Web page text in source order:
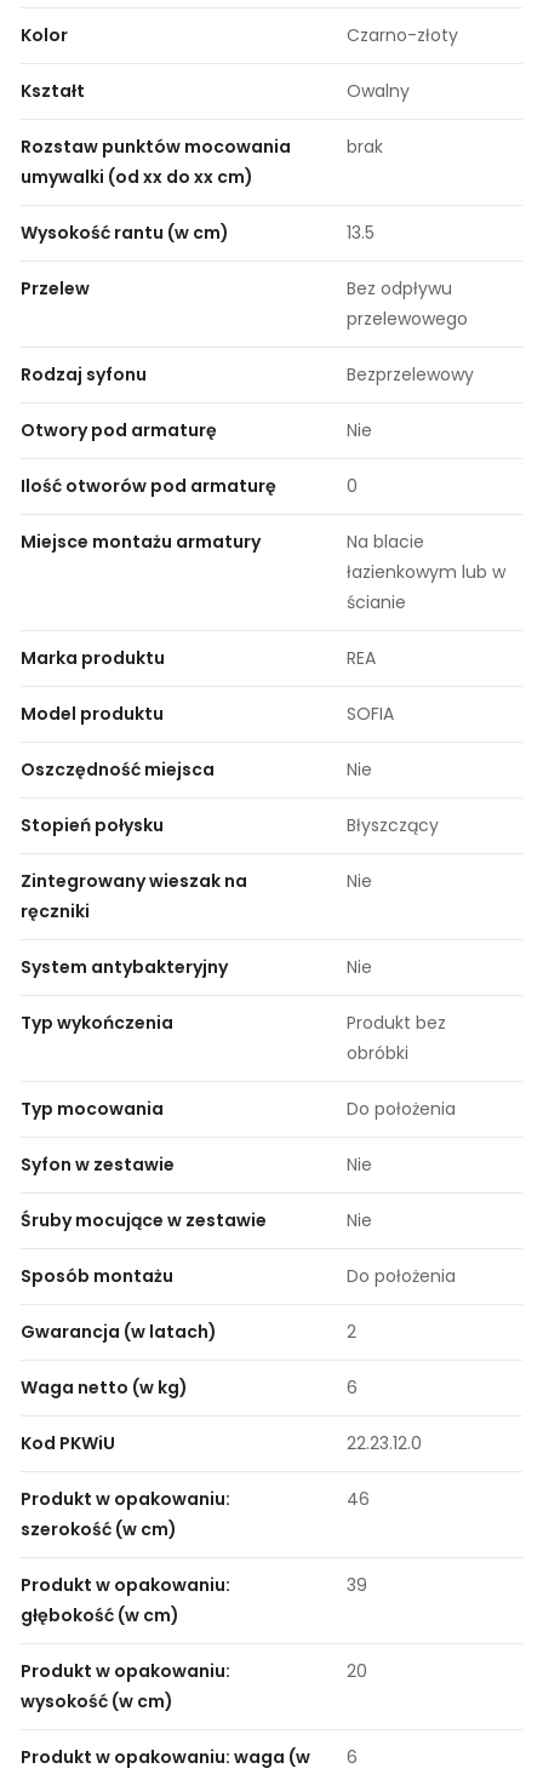
Kolor Czarno-złoty
Kształt Owalny
Rozstaw punktów mocowania
umywalki (od xx do xx cm)
brak
Wysokość rantu (w cm) 13.5
Przelew
Bez odpływu
przelewowego
Rodzaj syfonu Bezprzelewowy
Otwory pod armaturę Nie
Ilość otworów pod armaturę 0
Miejsce montażu armatury
Na blacie
łazienkowym lub w
ścianie
Marka produktu REA
Model produktu SOFIA
Oszczędność miejsca Nie
Stopień połysku Błyszczący
Zintegrowany wieszak na
ręczniki
Nie
System antybakteryjny Nie
Typ wykończenia
Produkt bez
obróbki
Typ mocowania Do położenia
Syfon w zestawie Nie
Śruby mocujące w zestawie Nie
Sposób montażu Do położenia
Gwarancja (w latach) 2
Waga netto (w kg) 6
Kod PKWiU 22.23.12.0
Produkt w opakowaniu:
szerokość (w cm)
46
Produkt w opakowaniu:
głębokość (w cm)
39
Produkt w opakowaniu:
wysokość (w cm)
20
Produkt w opakowaniu: waga (w
6